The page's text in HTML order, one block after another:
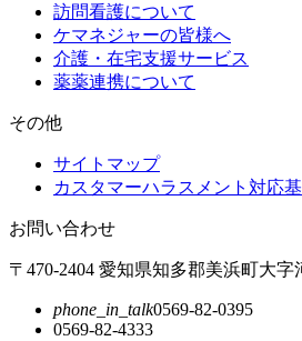
訪問看護について
ケマネジャーの皆様へ
介護・在宅支援サービス
薬薬連携について
その他
サイトマップ
カスタマーハラスメント対応
お問い合わせ
〒470-2404 愛知県知多郡美浜町大字
phone_in_talk0569-82-0395
0569-82-4333